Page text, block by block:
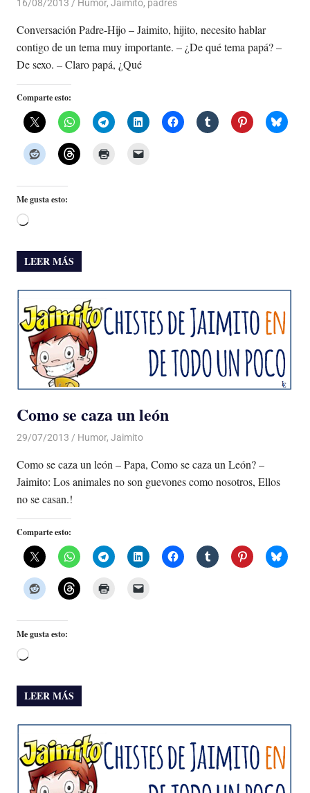
16/08/2013 Luis Castellanos
Humor, Jaimito, padres
Conversación Padre-Hijo – Jaimito, hijito, necesito hablar
contigo de un tema muy importante. – ¿De qué tema papá? –
De sexo. – Claro papá, ¿Qué
Comparte esto:
Me gusta esto:
Cargando...
LEER MÁS
Como se caza un león
29/07/2013 Luis Castellanos
Humor, Jaimito
Como se caza un león – Papa, Como se caza un León? –
Jaimito: Los animales no son guevones como nosotros, Ellos
no se casan.!
Comparte esto:
Me gusta esto:
Cargando...
LEER MÁS